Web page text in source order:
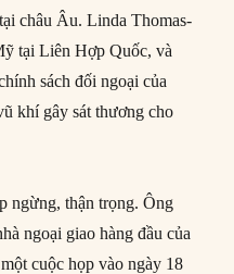
châu Âu. Linda Thomas-
tại Liên Hợp Quốc, và
sách đối ngoại của
khí gây sát thương cho
ngừng, thận trọng. Ông
ngoại giao hàng đầu của
cuộc họp vào ngày 18